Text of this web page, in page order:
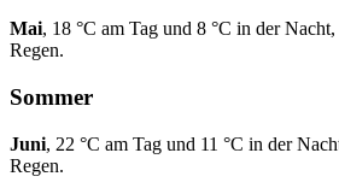
Mai, 18 °C am Tag und 8 °C in der
Regen.
Sommer
Juni, 22 °C am Tag und 11 °C in der
Regen.